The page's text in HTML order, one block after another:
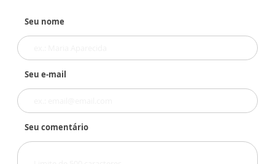
Seu nome
Seu e-mail
Seu comentário